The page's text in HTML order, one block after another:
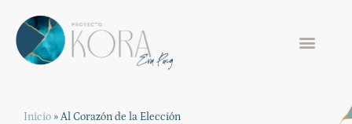
Inicio»Al Corazón de la Elección